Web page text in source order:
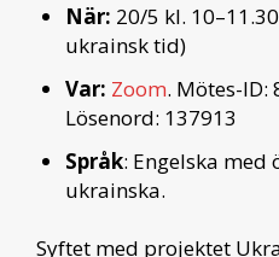
När: 20/5 kl.
ukrainsk tid)
Var: Zoom. Mötes-ID:
Lösenord: 137913
Språk: Engelska
ukrainska.
Syftet med projektet